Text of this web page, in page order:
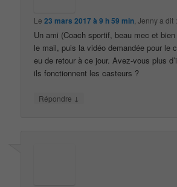
Le23 mars 2017 à 9 h 59 min ,Jennya dit :
Un ami (Coach sportif, beau mec et
le mail, puis la vidéo demandée pour le
eu de retour à ce jour. Avez-vous plus
ils fonctionnent les casteurs ?
Répondre ↓